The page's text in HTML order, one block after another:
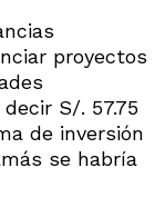
proyectos
S/. 57.75
de inversión
se habría